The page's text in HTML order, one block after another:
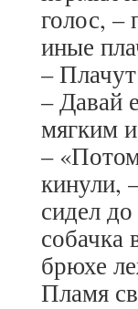
голос, –
иные
–
– Давай
мягким
–
кинули,
сидел
собачка
брюхе
Пламя